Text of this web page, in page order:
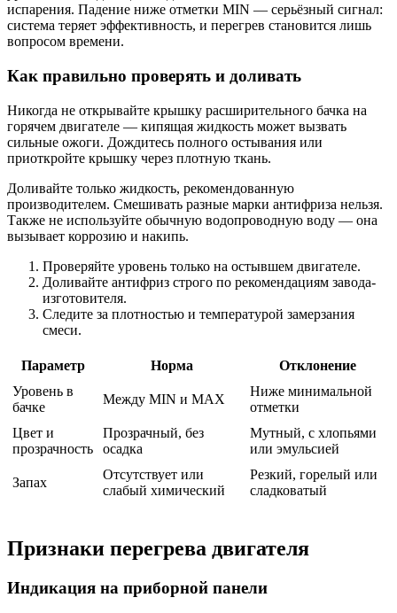
испарения. Падение ниже отметки MIN — серьёзный сигнал:
система теряет эффективность, и перегрев становится лишь
вопросом времени.
Как правильно проверять и доливать
Никогда не открывайте крышку расширительного бачка на
горячем двигателе — кипящая жидкость может вызвать
сильные ожоги. Дождитесь полного остывания или
приоткройте крышку через плотную ткань.
Доливайте только жидкость, рекомендованную
производителем. Смешивать разные марки антифриза нельзя.
Также не используйте обычную водопроводную воду — она
вызывает коррозию и накипь.
Проверяйте уровень только на остывшем двигателе.
Доливайте антифриз строго по рекомендациям завода-
изготовителя.
Следите за плотностью и температурой замерзания
смеси.
Параметр Норма
Отклонение
Уровень в
бачке
Между MIN и MAX
Ниже минимальной
отметки
Цвет и
прозрачность
Прозрачный, без
осадка
Мутный, с хлопьями
или эмульсией
Запах
Отсутствует или
слабый химический
Резкий, горелый или
сладковатый
Признаки перегрева двигателя
Индикация на приборной панели